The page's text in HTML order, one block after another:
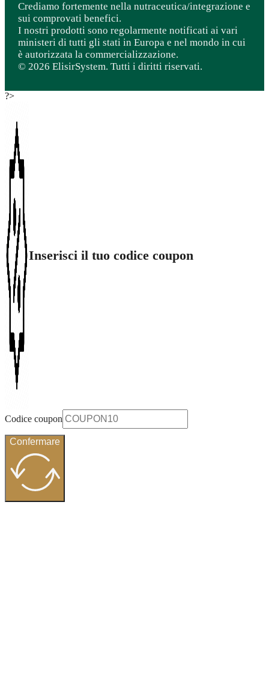
Crediamo fortemente nella nutraceutica/integrazione e
sui comprovati benefici.
I nostri prodotti sono regolarmente notificati ai vari
ministeri di tutti gli stati in Europa e nel mondo in cui
è autorizzata la commercializzazione.
© 2026 ElisirSystem. Tutti i diritti riservati.
?>
Inserisci il tuo codice coupon
Codice coupon
Confermare